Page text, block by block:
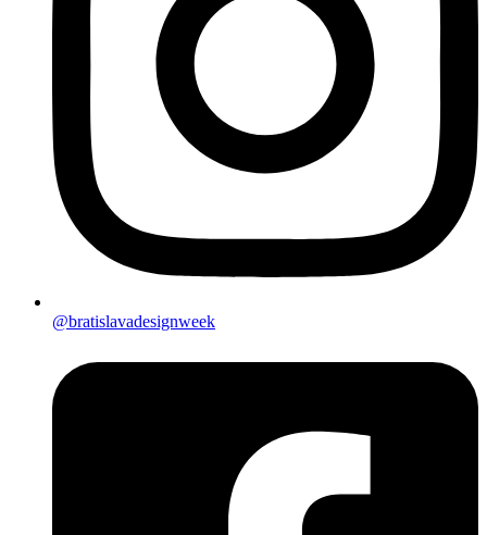
@bratislavadesignweek